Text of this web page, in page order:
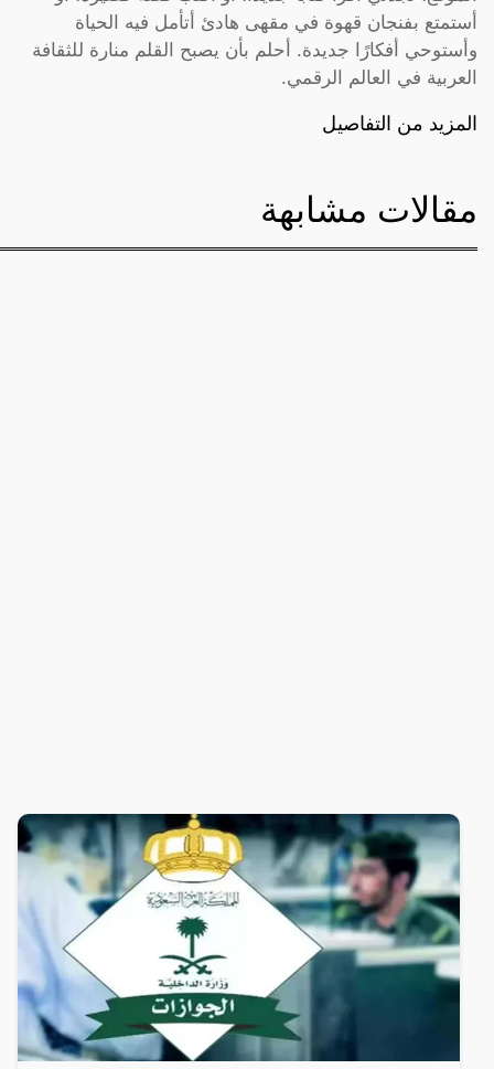
أستمتع بفنجان قهوة في مقهى هادئ أتأمل فيه الحياة
وأستوحي أفكارًا جديدة. أحلم بأن يصبح القلم منارة للثقافة
العربية في العالم الرقمي.
المزيد من التفاصيل
مقالات مشابهة